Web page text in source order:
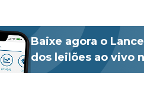
Baixe agora o
dos leilões ao vivo